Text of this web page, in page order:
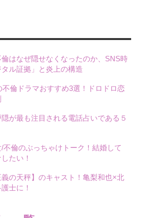
はなぜ隠せなくなったのか、SNS時
ル証拠」と炎上の構造
不倫ドラマおすすめ3選！ドロドロ恋
が最も注目される電話占いである５
不倫のぶっちゃけトーク！結婚して
たい！
義の天秤】のキャスト！亀梨和也×北
士に！